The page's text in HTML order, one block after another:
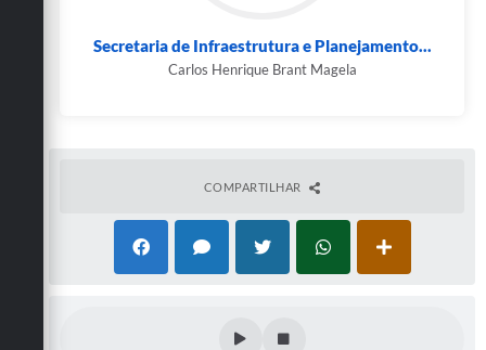
Secretaria de Infraestrutura e Planejamento...
Carlos Henrique Brant Magela
COMPARTILHAR